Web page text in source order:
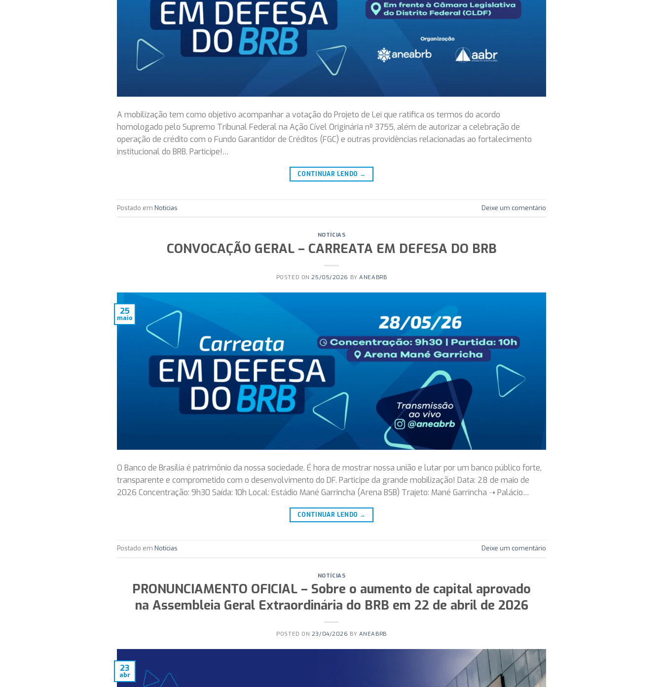
A mobilização tem como objetivo acompanhar a votação do Projeto de Lei que ratifica os termos do acordo
homologado pelo Supremo Tribunal Federal na Ação Cível Originária nº 3755, além de autorizar a celebração de
operação de crédito com o Fundo Garantidor de Créditos (FGC) e outras providências relacionadas ao fortalecimento
institucional do BRB. Participe!…
CONTINUAR LENDO →
Postado em Notícias Deixe um comentário
NOTÍCIAS
CONVOCAÇÃO GERAL – CARREATA EM DEFESA DO BRB
POSTED ON25/05/2026 BYANEABRB
25
maio
O Banco de Brasília é patrimônio da nossa sociedade. É hora de mostrar nossa união e lutar por um banco público forte,
transparente e comprometido com o desenvolvimento do DF. Participe da grande mobilização! Data: 28 de maio de
2026 Concentração: 9h30 Saída: 10h Local: Estádio Mané Garrincha (Arena BSB) Trajeto: Mané Garrincha ➝ Palácio…
CONTINUAR LENDO →
Postado em Notícias Deixe um comentário
NOTÍCIAS
PRONUNCIAMENTO OFICIAL – Sobre o aumento de capital aprovado
na Assembleia Geral Extraordinária do BRB em 22 de abril de 2026
POSTED ON 23/04/2026 BY ANEABRB
23
abr